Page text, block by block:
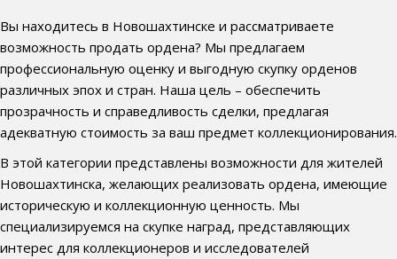
Вы находитесь в Новошахтинске и рассматриваете
возможность продать ордена? Мы предлагаем
профессиональную оценку и выгодную скупку орденов
различных эпох и стран. Наша цель – обеспечить
прозрачность и справедливость сделки, предлагая
адекватную стоимость за ваш предмет коллекционирования.
В этой категории представлены возможности для жителей
Новошахтинска, желающих реализовать ордена, имеющие
историческую и коллекционную ценность. Мы
специализируемся на скупке наград, представляющих
интерес для коллекционеров и исследователей